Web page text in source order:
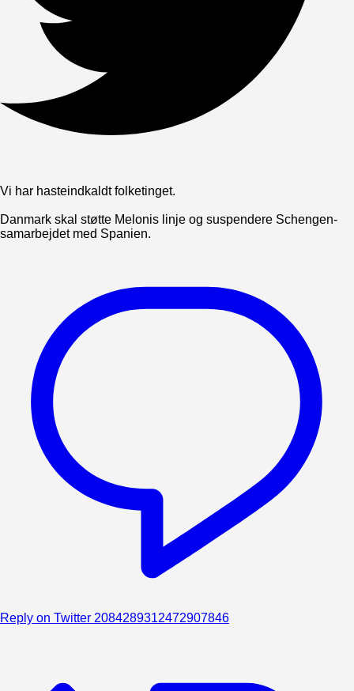
Vi har hasteindkaldt folketinget.
Danmark skal støtte Melonis linje og suspendere Schengen-
samarbejdet med Spanien.
Reply on Twitter 2084289312472907846